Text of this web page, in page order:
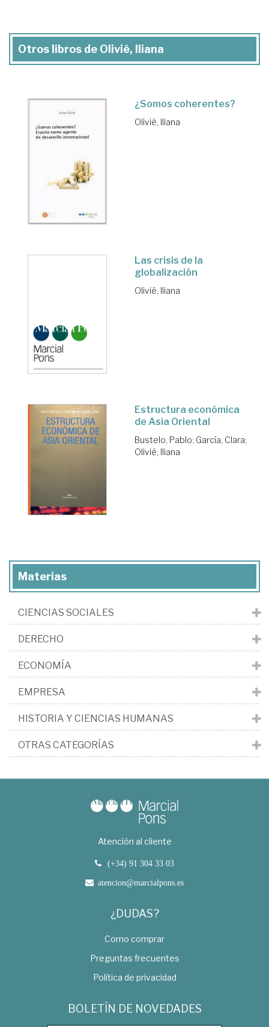
Otros libros de Olivié, Iliana
¿Somos coherentes?
Olivié, Iliana
Las crisis de la
globalización
Olivié, Iliana
Estructura económica
de Asia Oriental
Bustelo, Pablo; García, Clara;
Olivié, Iliana
Materias
CIENCIAS SOCIALES
DERECHO
ECONOMÍA
EMPRESA
HISTORIA Y CIENCIAS HUMANAS
OTRAS CATEGORÍAS
Atención al cliente
(+34) 91 304 33 03
atencion@marcialpons.es
¿DUDAS?
Como comprar
Preguntas frecuentes
Política de privacidad
BOLETÍN DE NOVEDADES